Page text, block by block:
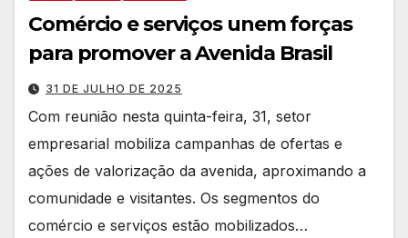
Comércio e serviços unem forças
para promover a Avenida Brasil
31 DE JULHO DE 2025
Com reunião nesta quinta-feira, 31, setor
empresarial mobiliza campanhas de ofertas e
ações de valorização da avenida, aproximando a
comunidade e visitantes. Os segmentos do
comércio e serviços estão mobilizados…